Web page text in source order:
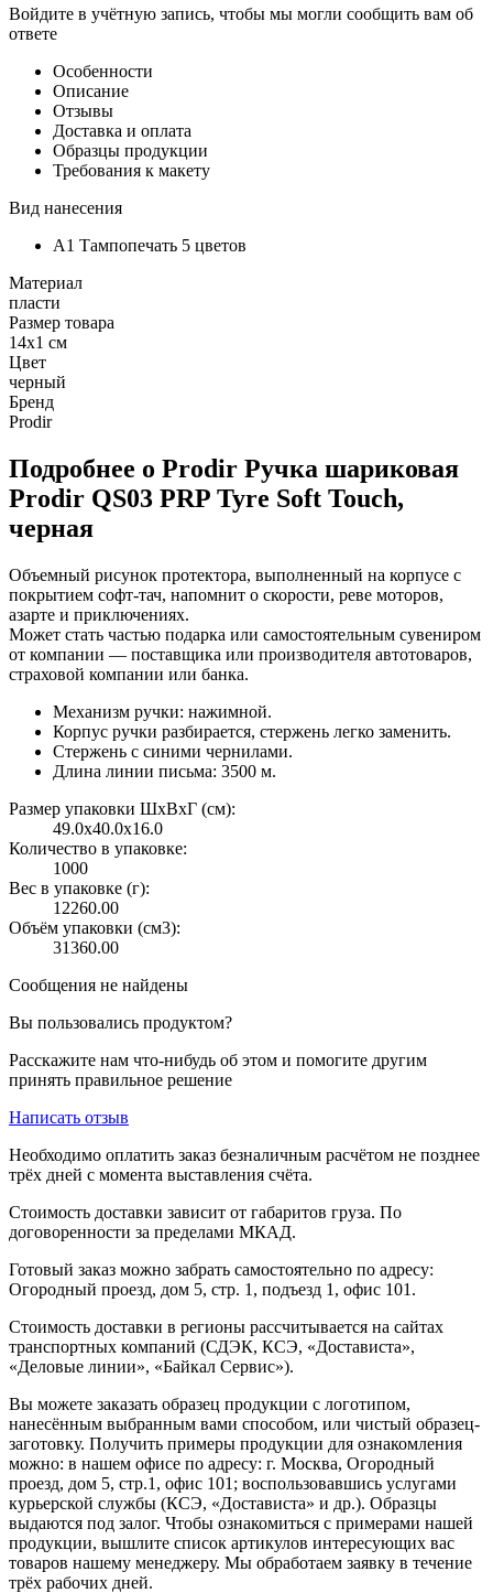
Войдите в учётную запись, чтобы мы могли сообщить вам об
ответе
Особенности
Описание
Отзывы
Доставка и оплата
Образцы продукции
Требования к макету
Вид нанесения
A1 Тампопечать 5 цветов
Материал
пласти
Размер товара
14х1 см
Цвет
черный
Бренд
Prodir
Подробнее о Prodir Ручка шариковая
Prodir QS03 PRP Tyre Soft Touch,
черная
Объемный рисунок протектора, выполненный на корпусе с
покрытием софт-тач, напомнит о скорости, реве моторов,
азарте и приключениях.
Может стать частью подарка или самостоятельным сувениром
от компании — поставщика или производителя автотоваров,
страховой компании или банка.
Механизм ручки: нажимной.
Корпус ручки разбирается, стержень легко заменить.
Стержень с синими чернилами.
Длина линии письма: 3500 м.
Размер упаковки ШxВxГ (см):
49.0x40.0x16.0
Количество в упаковке:
1000
Вес в упаковке (г):
12260.00
Объём упаковки (см3):
31360.00
Сообщения не найдены
Вы пользовались продуктом?
Расскажите нам что-нибудь об этом и помогите другим
принять правильное решение
Написать отзыв
Необходимо оплатить заказ безналичным расчётом не позднее
трёх дней с момента выставления счёта.
Стоимость доставки зависит от габаритов груза. По
договоренности за пределами МКАД.
Готовый заказ можно забрать самостоятельно по адресу:
Огородный проезд, дом 5, стр. 1, подъезд 1, офис 101.
Стоимость доставки в регионы рассчитывается на сайтах
транспортных компаний (СДЭК, КСЭ, «Достависта»,
«Деловые линии», «Байкал Сервис»).
Вы можете заказать образец продукции с логотипом,
нанесённым выбранным вами способом, или чистый образец-
заготовку. Получить примеры продукции для ознакомления
можно: в нашем офисе по адресу: г. Москва, Огородный
проезд, дом 5, стр.1, офис 101; воспользовавшись услугами
курьерской службы (КСЭ, «Достависта» и др.). Образцы
выдаются под залог. Чтобы ознакомиться с примерами нашей
продукции, вышлите список артикулов интересующих вас
товаров нашему менеджеру. Мы обработаем заявку в течение
трёх рабочих дней.